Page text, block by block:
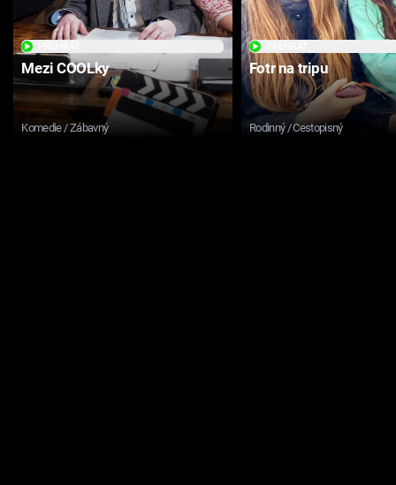
Mezi COOLky
Komedie / Zábavný
Fotr na tripu
Rodinný / Cestopisný